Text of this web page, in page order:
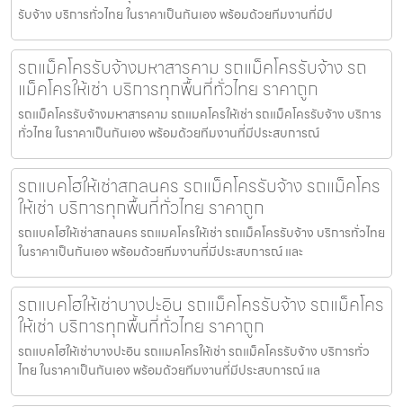
รับจ้าง บริการทั่วไทย ในราคาเป็นกันเอง พร้อมด้วยทีมงานที่มีป
รถแม็คโครรับจ้างมหาสารคาม รถแม็คโครรับจ้าง รถ
แม็คโครให้เช่า บริการทุกพื้นที่ทั่วไทย ราคาถูก
รถแม็คโครรับจ้างมหาสารคาม รถแมคโครให้เช่า รถแม็คโครรับจ้าง บริการ
ทั่วไทย ในราคาเป็นกันเอง พร้อมด้วยทีมงานที่มีประสบการณ์
รถแบคโฮให้เช่าสกลนคร รถแม็คโครรับจ้าง รถแม็คโคร
ให้เช่า บริการทุกพื้นที่ทั่วไทย ราคาถูก
รถแบคโฮให้เช่าสกลนคร รถแมคโครให้เช่า รถแม็คโครรับจ้าง บริการทั่วไทย
ในราคาเป็นกันเอง พร้อมด้วยทีมงานที่มีประสบการณ์ และ
รถแบคโฮให้เช่าบางปะอิน รถแม็คโครรับจ้าง รถแม็คโคร
ให้เช่า บริการทุกพื้นที่ทั่วไทย ราคาถูก
รถแบคโฮให้เช่าบางปะอิน รถแมคโครให้เช่า รถแม็คโครรับจ้าง บริการทั่ว
ไทย ในราคาเป็นกันเอง พร้อมด้วยทีมงานที่มีประสบการณ์ แล